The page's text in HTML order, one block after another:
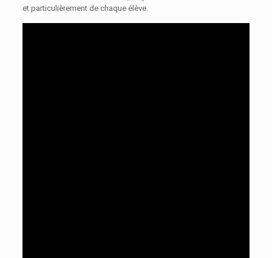
et particulièrement de chaque élève.